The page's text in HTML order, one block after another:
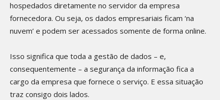
hospedados diretamente no servidor da empresa
fornecedora. Ou seja, os dados empresariais ficam ‘na
nuvem’ e podem ser acessados somente de forma online.
Isso significa que toda a gestão de dados – e,
consequentemente – a segurança da informação fica a
cargo da empresa que fornece o serviço. E essa situação
traz consigo dois lados.